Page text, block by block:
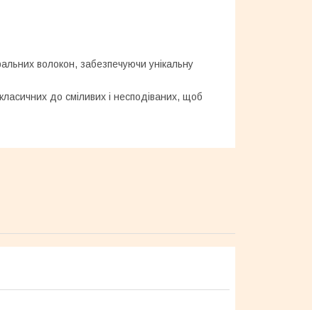
волокон, забезпечуючи унікальну
до сміливих і несподіваних, щоб